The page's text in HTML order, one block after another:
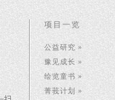
项目一览
公益研究 »
豫见成长 »
绘览童书 »
菁莪计划 »